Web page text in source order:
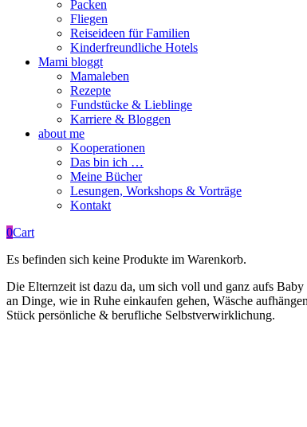
Packen
Fliegen
Reiseideen für Familien
Kinderfreundliche Hotels
Mami bloggt
Mamaleben
Rezepte
Fundstücke & Lieblinge
Karriere & Bloggen
about me
Kooperationen
Das bin ich …
Meine Bücher
Lesungen, Workshops & Vorträge
Kontakt
0Cart
Es befinden sich keine Produkte im Warenkorb.
Die Elternzeit ist dazu da, um sich voll und ganz aufs
an Dinge, wie in Ruhe einkaufen gehen, Wäsche
Stück persönliche & berufliche Selbstverwirklichung.